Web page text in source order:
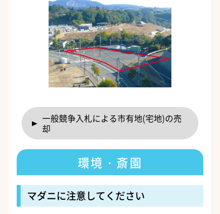
一般競争入札による市有地(宅地)の売
却
環境・斎園
マダニに注意してください